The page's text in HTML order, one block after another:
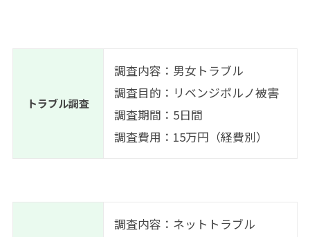
トラブル調査
調査内容：男女トラブル
調査目的： リベンジポルノ被害
調査期間：5日間
調査費用：15万円（経費別）
調査内容： ネットトラブル